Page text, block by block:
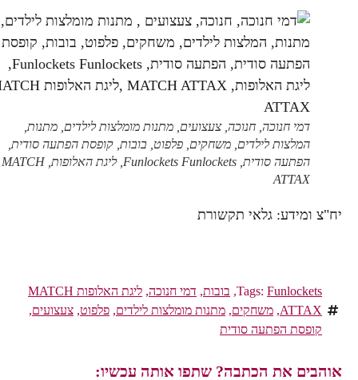
דמי חנוכה, חנוכה, צעצועים, מתנות מומלצות לילדים, מתנות,
המלצות לילדים, משחקים, פלפוט, בובות, קופסת הפתעה סודית,
הפתעה סודית, Funlockets Funlockets, ליגת האלופות, MATCH
ATTAX
יח"צ ומידע: גלאי תקשורת
Tags:Funlockets
,בובות,דמי חנוכה,
ליגת האלופות MATCH
ATTAX
,משחקים,מתנות מומלצות לילדים,פלפוט,צעצועים,
קופסת הפתעה סודית
אוהבים את הכתבה? שתפו אותה עכשיו: